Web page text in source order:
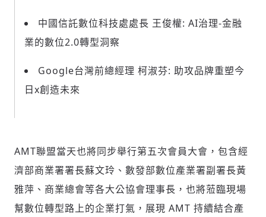
中國信託數位科技處處長 王俊權: AI治理-金融
業的數位2.0轉型洞察
Google台灣前總經理 柯淑芬: 助攻品牌重塑今
日x創造未來
AMT聯盟當天也將同步舉行第五次會員大會，包含經
濟部商業署署長蘇文玲、數發部數位產業署副署長黃
雅萍、商業總會等各大公協會理事長，也將蒞臨現場
幫數位轉型路上的企業打氣，展現 AMT 持續結合產